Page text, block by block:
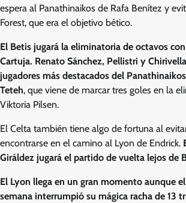
espera al Panathinaikos de Rafa Benítez y
Forest, que era el objetivo bético.
El Betis jugará la eliminatoria de octavos
Cartuja. Renato Sánchez, Pellistri y
jugadores más destacados del
Teteh, que viene de marcar tres goles en la
Viktoria Pilsen.
El Celta también tiene algo de fortuna al
encontrarse en el camino al Lyon de Endrick.
Giráldez jugará el partido de vuelta lejos de
El Lyon llega en un gran momento aunque
semana interrumpió su mágica racha de 13